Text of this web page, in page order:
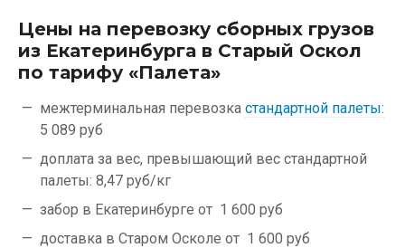
Цены на перевозку сборных грузов
из Екатеринбурга в Старый Оскол
по тарифу «Палета»
межтерминальная перевозка стандартной палеты:
5 089 руб
доплата за вес, превышающий вес стандартной
палеты: 8,47 руб/кг
забор в Екатеринбурге от 1 600 руб
доставка в Старом Осколе от 1 600 руб